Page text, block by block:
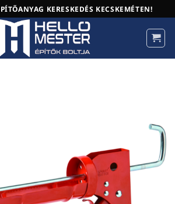
KERESKEDÉS KECSKEMÉTEN!